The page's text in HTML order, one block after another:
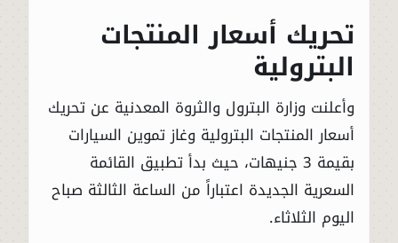
تحريك أسعار المنتجات
البترولية
وأعلنت وزارة البترول والثروة المعدنية عن تحريك
أسعار المنتجات البترولية وغاز تموين السيارات
بقيمة 3 جنيهات، حيث بدأ تطبيق القائمة
السعرية الجديدة اعتباراً من الساعة الثالثة صباح
اليوم الثلاثاء.